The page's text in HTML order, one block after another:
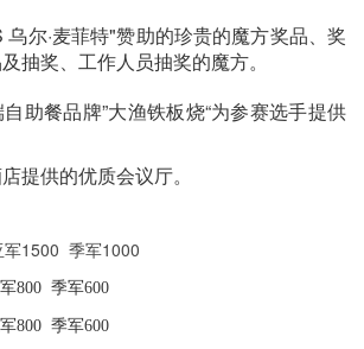
尔·麦菲特"赞助的珍贵的魔方奖品、奖
抽奖、工作人员抽奖的魔方。
助餐品牌”大渔铁板烧“为参赛选手提供
提供的优质会议厅。
1500 季军1000
800 季军600
800 季军600